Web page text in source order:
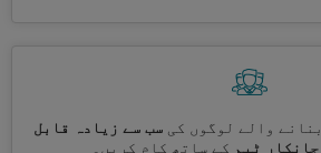
والے لوگوں کی سب سے زیادہ قابل
ٹیم کے ساتھ کام کریں۔